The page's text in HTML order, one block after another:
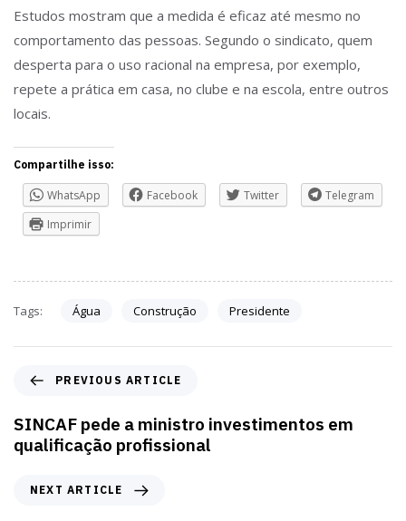
Estudos mostram que a medida é eficaz até mesmo no
comportamento das pessoas. Segundo o sindicato, quem
desperta para o uso racional na empresa, por exemplo,
repete a prática em casa, no clube e na escola, entre outros
locais.
Compartilhe isso:
WhatsApp Facebook Twitter
Telegram
Imprimir
Tags: Água Construção Presidente
PREVIOUS ARTICLE
SINCAF pede a ministro investimentos em
qualificação profissional
NEXT ARTICLE